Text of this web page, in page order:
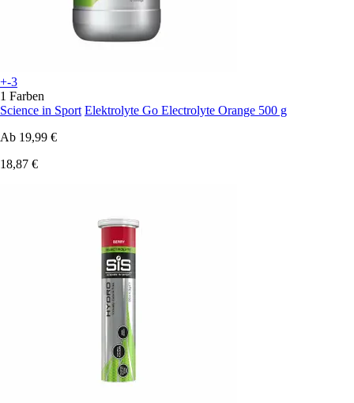
+-3
1 Farben
Science in Sport Elektrolyte Go Electrolyte Orange 500 g
Ab 19,99 €
18,87 €